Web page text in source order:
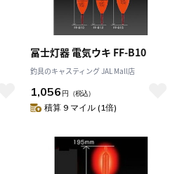
冨士灯器 電気ウキ FF-B10
釣具のキャスティング JAL Mall店
1,056 円 （税込）
積算 9 マイル (1倍)